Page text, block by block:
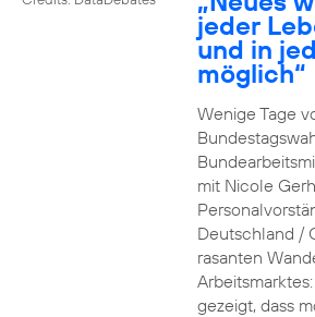
jeder
und in
möglich“
Wenige Tage
mit Nicole
Deutschland /
rasanten
gezeigt, dass